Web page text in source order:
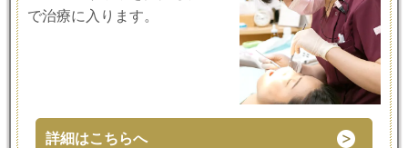
で治療に入ります。
詳細はこちらへ